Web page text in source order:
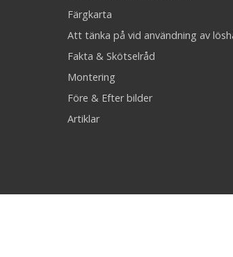
Färgkarta
Att tänka på vid användning av
Fakta & Skötselråd
Montering
Före & Efter bilder
Artiklar